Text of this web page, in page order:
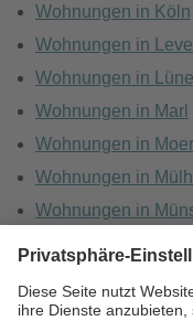
Wohnungen in Köln
Wohnungen in
Wohnungen in
Wohnungen in Marl
Wohnungen in
Wohnungen in
Wohnungen in